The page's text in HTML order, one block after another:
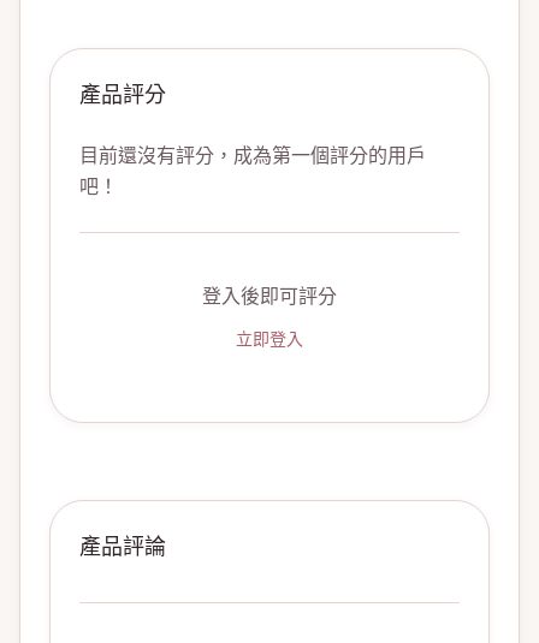
產品評分
目前還沒有評分，成為第一個評分的用戶
吧！
登入後即可評分
立即登入
產品評論